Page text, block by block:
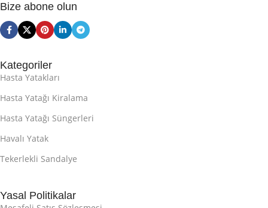
Bize abone olun
Kategoriler
Hasta Yatakları
Hasta Yatağı Kiralama
Hasta Yatağı Süngerleri
Havalı Yatak
Tekerlekli Sandalye
Yasal Politikalar